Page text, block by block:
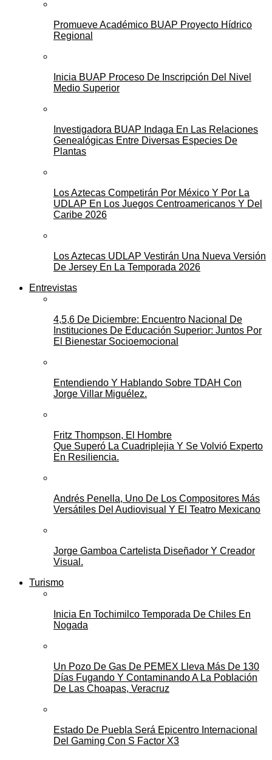
Promueve Académico BUAP Proyecto Hídrico
Regional
Inicia BUAP Proceso De Inscripción Del Nivel
Medio Superior
Investigadora BUAP Indaga En Las Relaciones
Genealógicas Entre Diversas Especies De
Plantas
Los Aztecas Competirán Por México Y Por La
UDLAP En Los Juegos Centroamericanos Y Del
Caribe 2026
Los Aztecas UDLAP Vestirán Una Nueva Versión
De Jersey En La Temporada 2026
Entrevistas
4,5,6 De Diciembre: Encuentro Nacional De
Instituciones De Educación Superior: Juntos Por
El Bienestar Socioemocional
Entendiendo Y Hablando Sobre TDAH Con
Jorge Villar Miguélez.
Fritz Thompson, El Hombre
Que Superó La Cuadriplejia Y Se Volvió Experto
En Resiliencia.
Andrés Penella, Uno De Los Compositores Más
Versátiles Del Audiovisual Y El Teatro Mexicano
Jorge Gamboa Cartelista Diseñador Y Creador
Visual.
Turismo
Inicia En Tochimilco Temporada De Chiles En
Nogada
Un Pozo De Gas De PEMEX Lleva Más De 130
Días Fugando Y Contaminando A La Población
De Las Choapas, Veracruz
Estado De Puebla Será Epicentro Internacional
Del Gaming Con S Factor X3